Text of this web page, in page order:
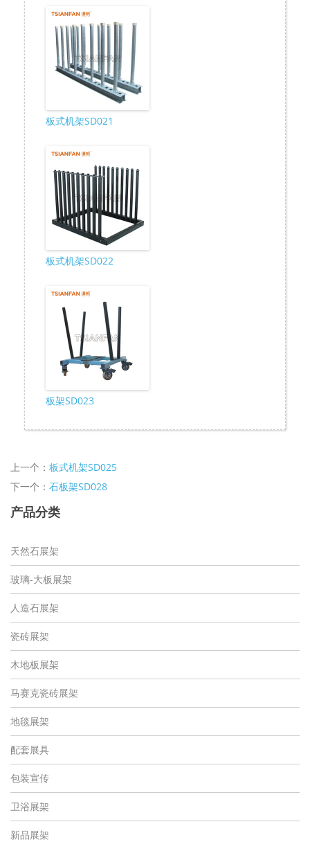
板式机架SD021
板式机架SD022
板架SD023
上一个： 板式机架SD025
下一个： 石板架SD028
产品分类
天然石展架
玻璃-大板展架
人造石展架
瓷砖展架
木地板展架
马赛克瓷砖展架
地毯展架
配套展具
包装宣传
卫浴展架
新品展架